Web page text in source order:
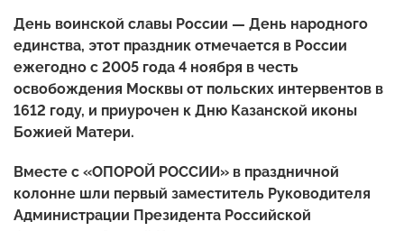
День воинской славы России — День народного
единства, этот праздник отмечается в России
ежегодно с 2005 года 4 ноября в честь
освобождения Москвы от польских интервентов в
1612 году, и приурочен к Дню Казанской иконы
Божией Матери.
Вместе с «ОПОРОЙ РОССИИ» в праздничной
колонне шли первый заместитель Руководителя
Администрации Президента Российской